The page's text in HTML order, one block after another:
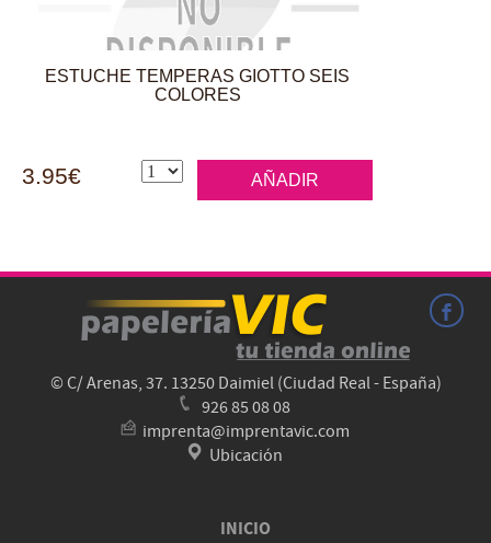
ESTUCHE TEMPERAS GIOTTO SEIS
COLORES
3.95€ AÑADIR
© C/ Arenas, 37. 13250 Daimiel (Ciudad Real - España)
926 85 08 08
imprenta@imprentavic.com
Ubicación
INICIO